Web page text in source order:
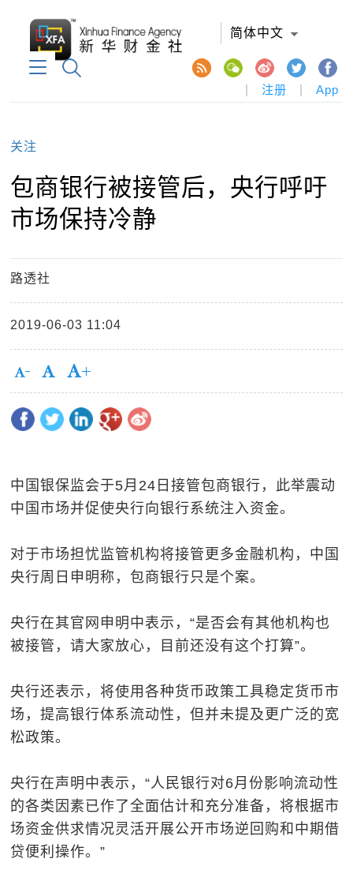
简体中文
注册 App
关注
包商银行被接管后，央行呼吁
市场保持冷静
路透社
2019-06-03 11:04
中国银保监会于5月24日接管包商银行，此举震动
中国市场并促使央行向银行系统注入资金。
对于市场担忧监管机构将接管更多金融机构，中国
央行周日申明称，包商银行只是个案。
央行在其官网申明中表示，“是否会有其他机构也
被接管，请大家放心，目前还没有这个打算”。
央行还表示，将使用各种货币政策工具稳定货币市
场，提高银行体系流动性，但并未提及更广泛的宽
松政策。
央行在声明中表示，“人民银行对6月份影响流动性
的各类因素已作了全面估计和充分准备，将根据市
场资金供求情况灵活开展公开市场逆回购和中期借
贷便利操作。”